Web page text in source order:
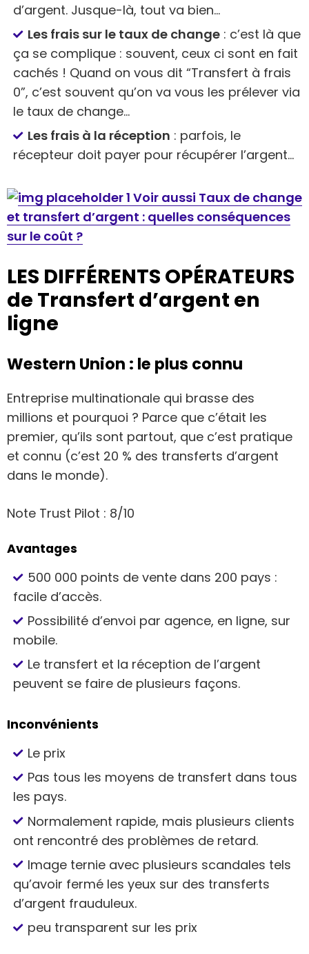
d’argent. Jusque-là, tout va bien…
Les frais sur le taux de change : c’est là que
ça se complique : souvent, ceux ci sont en fait
cachés ! Quand on vous dit “Transfert à frais
0”, c’est souvent qu’on va vous les prélever via
le taux de change…
Les frais à la réception : parfois, le
récepteur doit payer pour récupérer l’argent…
Voir aussi Taux de change
et transfert d’argent : quelles conséquences
sur le coût ?
LES DIFFÉRENTS OPÉRATEURS
de Transfert d’argent en
ligne
Western Union : le plus connu
Entreprise multinationale qui brasse des
millions et pourquoi ? Parce que c’était les
premier, qu’ils sont partout, que c’est pratique
et connu (c’est 20 % des transferts d’argent
dans le monde).
Note Trust Pilot : 8/10
Avantages
500 000 points de vente dans 200 pays :
facile d’accès.
Possibilité d’envoi par agence, en ligne, sur
mobile.
Le transfert et la réception de l’argent
peuvent se faire de plusieurs façons.
Inconvénients
Le prix
Pas tous les moyens de transfert dans tous
les pays.
Normalement rapide, mais plusieurs clients
ont rencontré des problèmes de retard.
Image ternie avec plusieurs scandales tels
qu’avoir fermé les yeux sur des transferts
d’argent frauduleux.
peu transparent sur les prix